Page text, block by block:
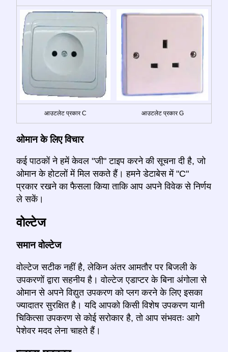
आउटलेट प्रकार C आउटलेट प्रकार G
ओमान के लिए विचार
कई पाठकों ने हमें केवल "जी" टाइप करने की सूचना दी है, जो
ओमान के होटलों में मिल सकते हैं। हमने डेटाबेस में "C"
प्रकार रखने का फैसला किया ताकि आप अपने विवेक से निर्णय
ले सकें।
वोल्टेज
समान वोल्टेज
वोल्टेज सटीक नहीं है, लेकिन अंतर आमतौर पर बिजली के
उपकरणों द्वारा सहनीय है। वोल्टेज एडाप्टर के बिना अंगोला से
ओमान से अपने विद्युत उपकरण को प्लग करने के लिए इसका
ज्यादातर सुरक्षित है। यदि आपको किसी विशेष उपकरण यानी
चिकित्सा उपकरण से कोई सरोकार है, तो आप संभवतः आगे
पेशेवर मदद लेना चाहते हैं।